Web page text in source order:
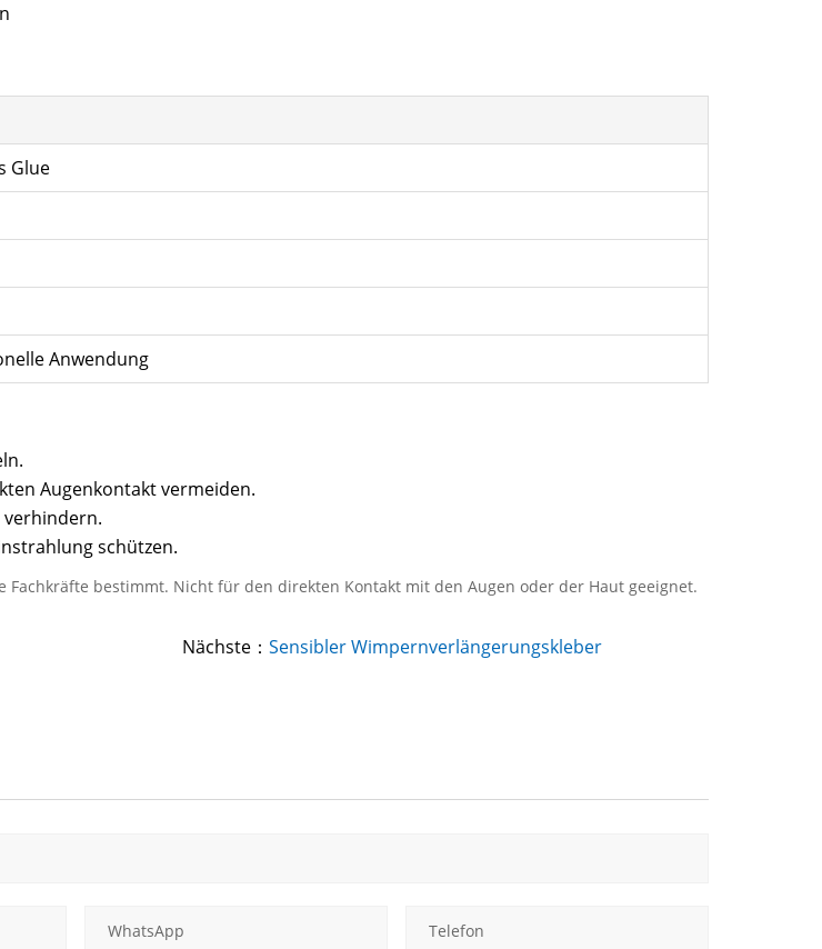
Glue
Anwendung
Augenkontakt vermeiden.
verhindern.
schützen.
bestimmt. Nicht für den direkten Kontakt mit den Augen oder der Haut geeignet.
Nächste： Sensibler Wimpernverlängerungskleber